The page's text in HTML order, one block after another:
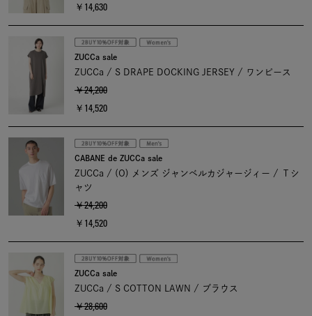
￥14,630
ZUCCa sale
ZUCCa / S DRAPE DOCKING JERSEY / ワンピース
￥24,200
￥14,520
CABANE de ZUCCa sale
ZUCCa / (O) メンズ ジャンベルカジャージィー / Ｔシ
ャツ
￥24,200
￥14,520
ZUCCa sale
ZUCCa / S COTTON LAWN / ブラウス
￥28,600